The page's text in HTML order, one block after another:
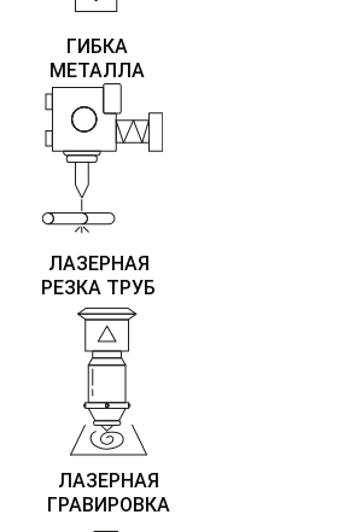
ГИБКА
МЕТАЛЛА
ЛАЗЕРНАЯ
РЕЗКА ТРУБ
ЛАЗЕРНАЯ
ГРАВИРОВКА